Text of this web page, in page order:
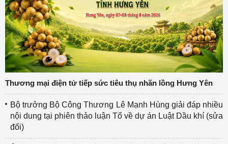
Thương mại điện tử tiếp sức tiêu thụ nhãn lồng Hưng Yên
Bộ trưởng Bộ Công Thương Lê Mạnh Hùng giải đáp nhiều
nội dung tại phiên thảo luận Tổ về dự án Luật Dầu khí (sửa
đổi)